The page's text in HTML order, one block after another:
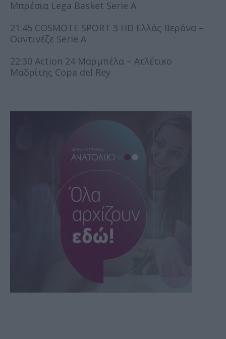
Μπρέσια Lega Basket Serie A
21:45 COSMOTE SPORT 3 HD Ελλάς Βερόνα –
Ουντινέζε Serie A
22:30 Action 24 Μαρμπέλα – Ατλέτικο
Μαδρίτης Copa del Rey